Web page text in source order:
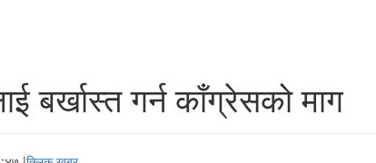
बर्खास्त गर्न काँग्रेसको माग